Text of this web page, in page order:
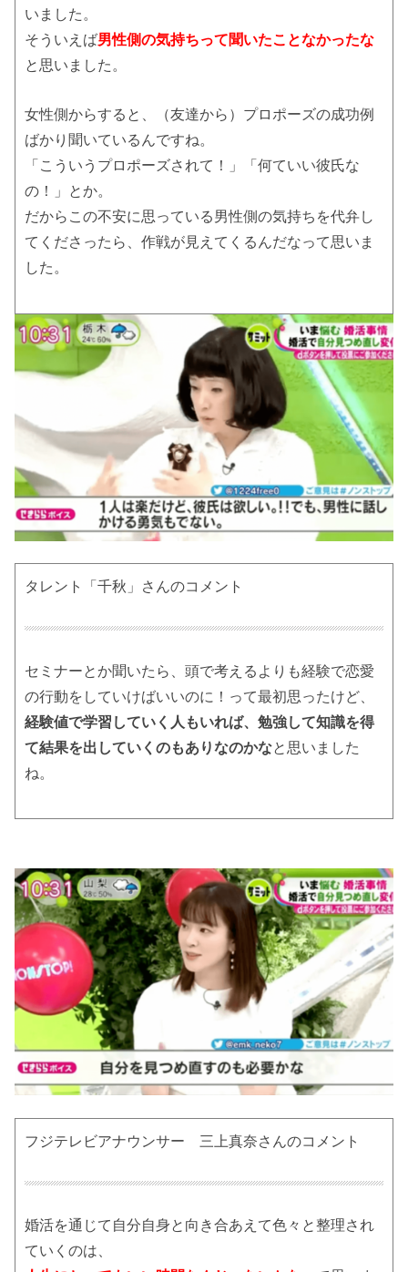
いました。
そういえば男性側の気持ちって聞いたことなかったな
と思いました。
女性側からすると、（友達から）プロポーズの成功例
ばかり聞いているんですね。
「こういうプロポーズされて！」「何ていい彼氏な
の！」とか。
だからこの不安に思っている男性側の気持ちを代弁し
てくださったら、作戦が見えてくるんだなって思いま
した。
タレント「千秋」さんのコメント
セミナーとか聞いたら、頭で考えるよりも経験で恋愛
の行動をしていけばいいのに！って最初思ったけど、
経験値で学習していく人もいれば、勉強して知識を得
て結果を出していくのもありなのかなと思いました
ね。
フジテレビアナウンサー 三上真奈さんのコメント
婚活を通じて自分自身と向き合あえて色々と整理され
ていくのは、